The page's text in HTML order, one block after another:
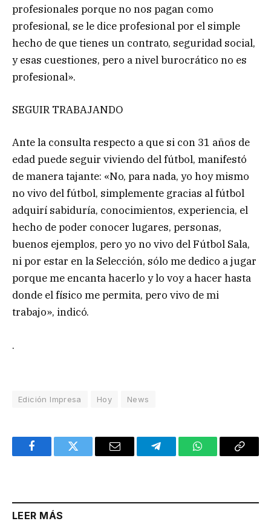
profesionales porque no nos pagan como
profesional, se le dice profesional por el simple
hecho de que tienes un contrato, seguridad social,
y esas cuestiones, pero a nivel burocrático no es
profesional».
SEGUIR TRABAJANDO
Ante la consulta respecto a que si con 31 años de
edad puede seguir viviendo del fútbol, manifestó
de manera tajante: «No, para nada, yo hoy mismo
no vivo del fútbol, simplemente gracias al fútbol
adquirí sabiduría, conocimientos, experiencia, el
hecho de poder conocer lugares, personas,
buenos ejemplos, pero yo no vivo del Fútbol Sala,
ni por estar en la Selección, sólo me dedico a jugar
porque me encanta hacerlo y lo voy a hacer hasta
donde el físico me permita, pero vivo de mi
trabajo», indicó.
.
Edición Impresa Hoy News
FacebookTwitter Email TelegramWhatsAppCopy
LEER MÁS